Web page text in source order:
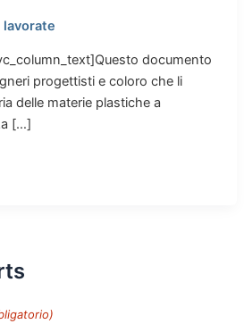
lavorate
documento
progettisti e coloro che li
delle materie plastiche a
[…]